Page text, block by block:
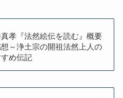
孝『法然絵伝を読む』概要
想～浄土宗の開祖法然上人の
め伝記